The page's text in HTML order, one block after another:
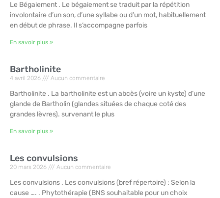
Le Bégaiement . Le bégaiement se traduit par la répétition
involontaire d’un son, d’une syllabe ou d’un mot, habituellement
en début de phrase. Il s’accompagne parfois
En savoir plus »
Bartholinite
4 avril 2026 Aucun commentaire
Bartholinite . La bartholinite est un abcès (voire un kyste) d’une
glande de Bartholin (glandes situées de chaque coté des
grandes lèvres). survenant le plus
En savoir plus »
Les convulsions
20 mars 2026 Aucun commentaire
Les convulsions . Les convulsions (bref répertoire) : Selon la
cause …. . Phytothérapie (BNS souhaitable pour un choix